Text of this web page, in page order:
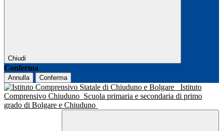
Chiudi
Conferma
Annulla Conferma
Istituto
Comprensivo Chiuduno Scuola primaria e secondaria di primo
grado di Bolgare e Chiuduno